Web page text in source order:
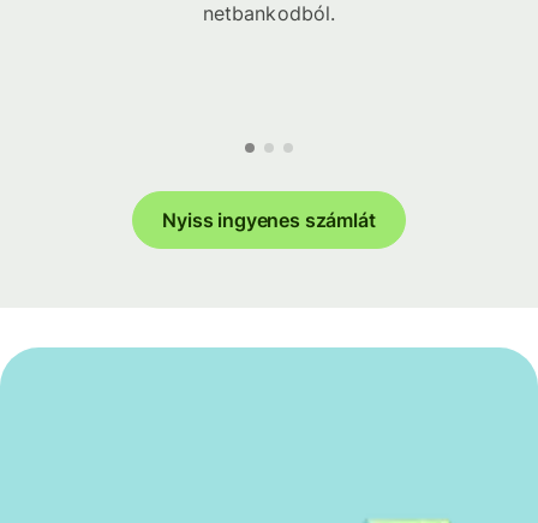
netbankodból.
Nyiss ingyenes számlát